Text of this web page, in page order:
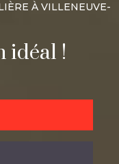
À VILLENEUVE-
idéal !